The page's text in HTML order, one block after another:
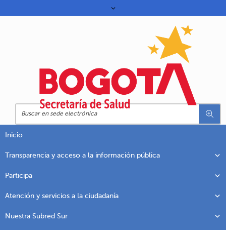
Inicio
Transparencia y acceso a la información pública
Participa
Atención y servicios a la ciudadanía
Nuestra Subred Sur